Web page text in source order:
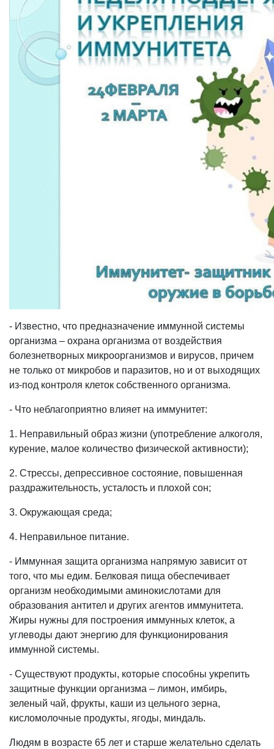
- Известно, что предназначение иммунной системы
организма – охрана организма от воздействия
болезнетворных микроорганизмов и вирусов, причем
не только от микробов и паразитов, но и от выходящих
из-под контроля клеток собственного организма.
- Что неблагоприятно влияет на иммунитет:
1. Неправильный образ жизни (употребление алкоголя,
курение, малое количество физической активности);
2. Стрессы, депрессивное состояние, повышенная
раздражительность, усталость и плохой сон;
3. Окружающая среда;
4. Неправильное питание.
- Иммунная защита организма напрямую зависит от
того, что мы едим. Белковая пища обеспечивает
организм необходимыми аминокислотами для
образования антител и других агентов иммунитета.
Жиры нужны для построения иммунных клеток, а
углеводы дают энергию для функционирования
иммунной системы.
- Существуют продукты, которые способны укрепить
защитные функции организма – лимон, имбирь,
зеленый чай, фрукты, каши из цельного зерна,
кисломолочные продукты, ягоды, миндаль.
Людям в возрасте 65 лет и старше желательно сделать